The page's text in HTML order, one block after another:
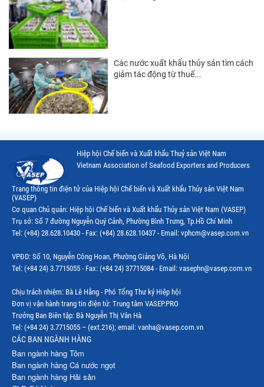
Thị trường EU
Thị trường Nhật Bản
Thị trường Việt Nam
Các nước xuất khẩu thủy sản tìm cách
giảm tác động từ thuế...
Hiệp hội Chế biến và Xuất khẩu Thuỷ sản Việt Nam
Vietnam Association of Seafood Exporters and Producers
Trang thông tin điện tử của Hiệp hội Chế biến và Xuất khẩu Thủy sản Việt Nam
(VASEP)
Cơ quan Chủ quản: Hiệp hội Chế biến và Xuất khẩu Thủy sản Việt Nam (VASEP)
Trụ sở: Số 7 đường Nguyễn Quý Cảnh, Phường Bình Trưng, Tp.Hồ Chí Minh
Tel: (+84) 28.628.10430 - Fax: (+84) 28.628.10437 - Email: vphcm@vasep.com.vn
VPĐD: Số 10, Nguyễn Công Hoan, Phường Giảng Võ, Hà Nội
Tel: (+84 24) 3.7715055 - Fax: (+84 24) 37715084 - Email: vasephn@vasep.com.vn
Chịu trách nhiệm: Bà Lê Hằng - Phó Tổng Thư ký Hiệp hội
Đơn vị vận hành trang tin điện tử: Trung tâm VASEP.PRO
Trưởng Ban Biên tập: Bà Nguyễn Thị Vân Hà
Tel: (+84 24) 3.7715055 – (ext.216); email: vanha@vasep.com.vn
CÁC BAN NGÀNH HÀNG
Ban ngành hàng Tôm
Ban ngành hàng Cá nước ngọt
Ban ngành hàng Hải sản